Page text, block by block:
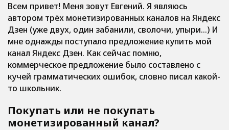
Всем привет! Меня зовут Евгений. Я являюсь
автором трёх монетизированных каналов на Яндекс
Дзен (уже двух, один забанили, сволочи, упыри…) И
мне однажды поступало предложение купить мой
канал Яндекс Дзен. Как сейчас помню,
коммерческое предложение было составлено с
кучей грамматических ошибок, словно писал какой-
то школьник.
Покупать или не покупать
монетизированный канал?